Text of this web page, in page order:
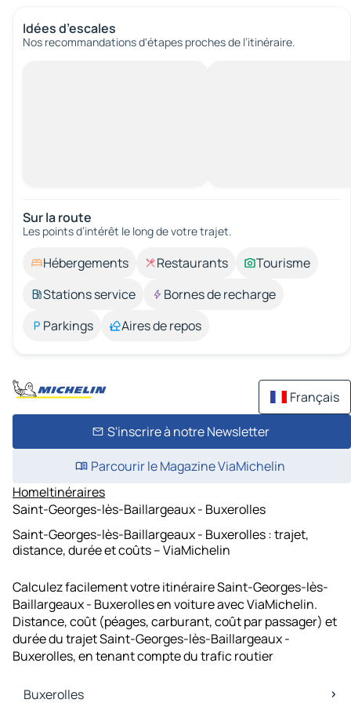
Idées d’escales
Nos recommandations d'étapes proches de l’itinéraire.
Sur la route
Les points d’intérêt le long de votre trajet.
Hébergements Restaurants
Tourisme
Stations service
Bornes de recharge
Parkings
Aires de repos
Français
S'inscrire à notre Newsletter
Parcourir le Magazine ViaMichelin
HomeItinéraires
Saint-Georges-lès-Baillargeaux - Buxerolles
Saint-Georges-lès-Baillargeaux - Buxerolles : trajet,
distance, durée et coûts – ViaMichelin
Calculez facilement votre itinéraire Saint-Georges-lès-
Baillargeaux - Buxerolles en voiture avec ViaMichelin.
Distance, coût (péages, carburant, coût par passager) et
durée du trajet Saint-Georges-lès-Baillargeaux -
Buxerolles, en tenant compte du trafic routier
Buxerolles